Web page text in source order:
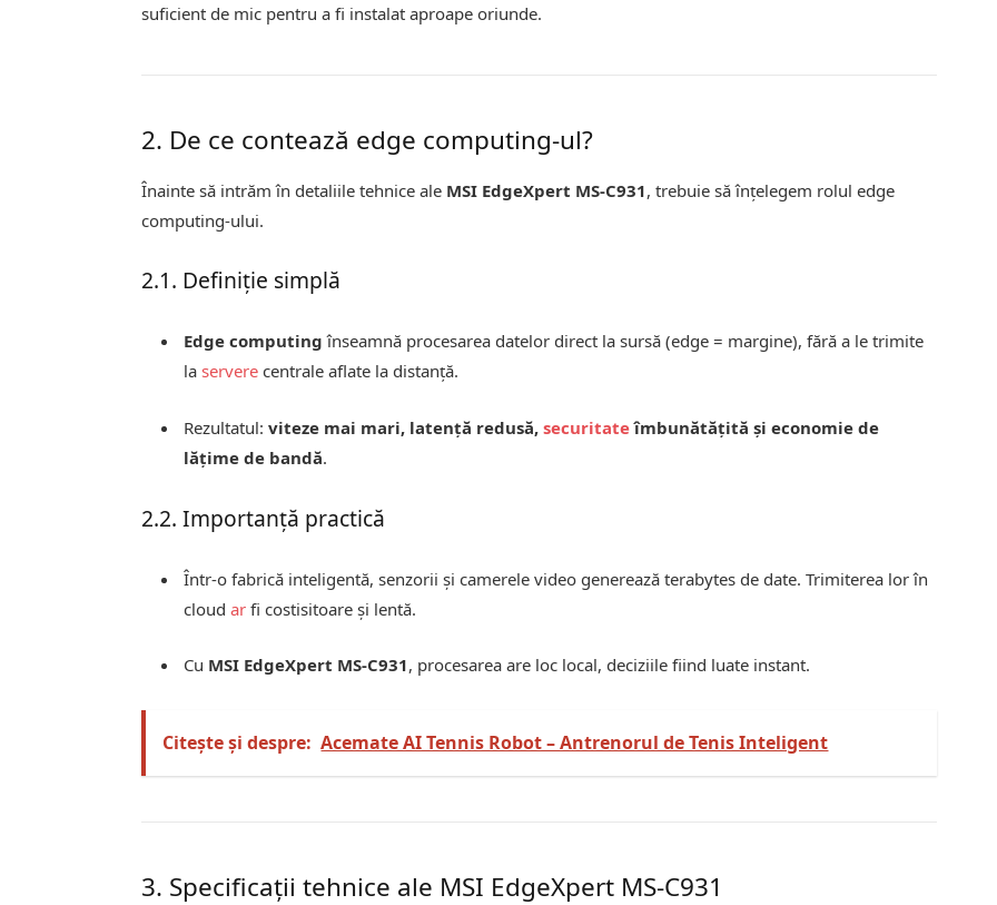
suficient de mic pentru a fi instalat aproape oriunde.
2. De ce contează edge computing-ul?
Înainte să intrăm în detaliile tehnice ale MSI EdgeXpert MS-C931, trebuie să înțelegem rolul edge
computing-ului.
2.1. Definiție simplă
Edge computing înseamnă procesarea datelor direct la sursă (edge = margine), fără a le trimite
laservere centrale aflate la distanță.
Rezultatul:viteze mai mari, latență redusă,securitateîmbunătățită și economie de
lățime de bandă.
2.2. Importanță practică
Într-o fabrică inteligentă, senzorii și camerele video generează terabytes de date. Trimiterea lor în
cloudar fi costisitoare și lentă.
Cu MSI EdgeXpert MS-C931, procesarea are loc local, deciziile fiind luate instant.
Citește și despre: Acemate AI Tennis Robot – Antrenorul de Tenis Inteligent
3. Specificații tehnice ale MSI EdgeXpert MS-C931